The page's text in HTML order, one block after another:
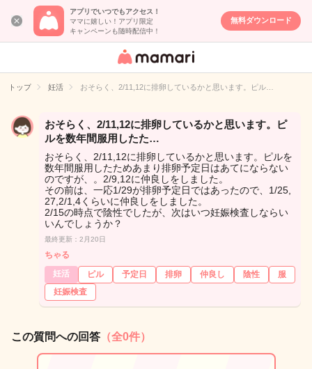
アプリでいつでもアクセス！
ママに嬉しい！アプリ限定
キャンペーンも随時配信中！
無料ダウンロード
女性専用匿名QA
イト
トップ 妊活 おそらく、2/11,12に排卵しているかと思います。ピル…
おそらく、2/11,12に排卵しているかと思います。ピ
ルを数年間服用したた…
おそらく、2/11,12に排卵しているかと思います。ピルを
数年間服用したためあまり排卵予定日はあてにならない
のですが、。2/9,12に仲良しをしました。
その前は、一応1/29が排卵予定日ではあったので、1/25,
27,2/1,4くらいに仲良しをしました。
2/15の時点で陰性でしたが、次はいつ妊娠検査しならい
いんでしょうか？
最終更新：2月20日
ちゃる
妊活
ピル 予定日 排卵 仲良し 陰性
服
妊娠検査
この質問への回答 （全0件）